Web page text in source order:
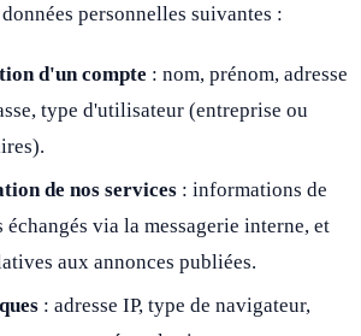
personnelles suivantes :
d'un compte : nom, prénom, adresse
type d'utilisateur (entreprise ou
de nos services : informations de
échangés via la messagerie interne, et
aux annonces publiées.
: adresse IP, type de navigateur,